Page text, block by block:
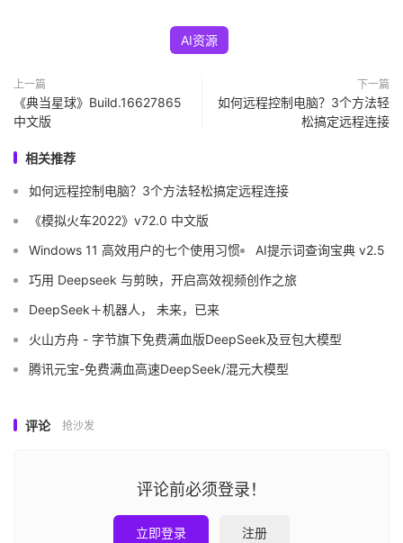
AI资源
上一篇
《典当星球》Build.16627865
中文版
下一篇
如何远程控制电脑？3个方法轻
松搞定远程连接
相关推荐
如何远程控制电脑？3个方法轻松搞定远程连接
《模拟火车2022》v72.0 中文版
Windows 11 高效用户的七个使用习惯
AI提示词查询宝典 v2.5
巧用 Deepseek 与剪映，开启高效视频创作之旅
DeepSeek＋机器人， 未来，已来
火山方舟 - 字节旗下免费满血版DeepSeek及豆包大模型
腾讯元宝-免费满血高速DeepSeek/混元大模型
评论 抢沙发
评论前必须登录！
立即登录 注册